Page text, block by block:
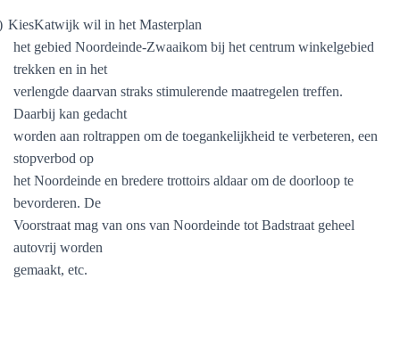
KiesKatwijk wil in het Masterplan
het gebied Noordeinde-Zwaaikom bij het centrum winkelgebied
trekken en in het
verlengde daarvan straks stimulerende maatregelen treffen.
Daarbij kan gedacht
worden aan roltrappen om de toegankelijkheid te verbeteren, een
stopverbod op
het Noordeinde en bredere trottoirs aldaar om de doorloop te
bevorderen. De
Voorstraat mag van ons van Noordeinde tot Badstraat geheel
autovrij worden
gemaakt, etc.